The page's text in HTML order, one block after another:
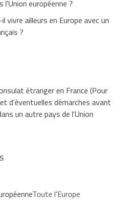
aussi d’exercer en tant
ou artisan.
avec un
n'êtes pas autorisé à travailler
sous certaines
l'Union européenne ?
vivre ailleurs en Europe avec un
?
étranger en France (Pour
d'éventuelles démarches avant
un autre pays de l'Union
Toute l'Europe